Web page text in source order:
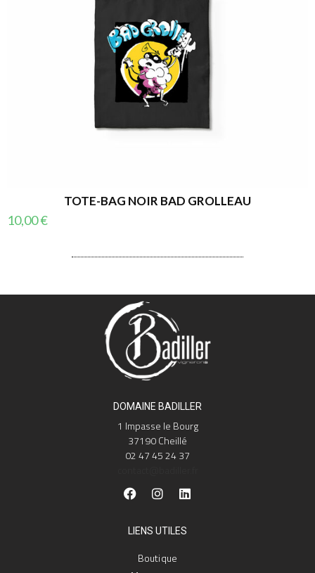
TOTE-BAG NOIR BAD GROLLEAU
10,00€
DOMAINE BADILLER
1 Impasse le Bourg
37190 Cheillé
02 47 45 24 37
LIENS UTILES
Boutique